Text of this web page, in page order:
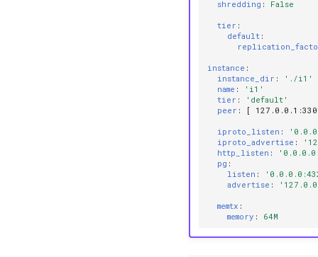
shredding : False
tier :
default :
instance :
instance_dir :
'./i1'
name :
'i1'
tier :
'default'
peer : [ 127.0.0.1 :
iproto_listen :
iproto_advertise :
http_listen :
pg :
listen :
advertise :
memtx :
memory : 64M